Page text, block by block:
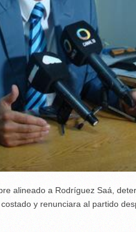
alineado a Rodríguez Saá,
y renunciara al partido